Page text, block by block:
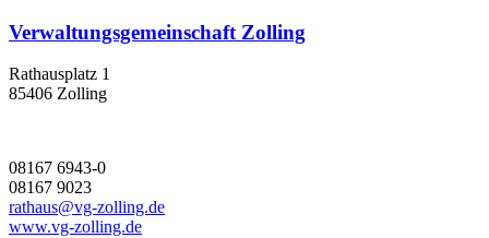
Verwaltungsgemeinschaft Zolling
Rathausplatz 1
85406 Zolling
08167 6943-0
08167 9023
rathaus@vg-zolling.de
www.vg-zolling.de